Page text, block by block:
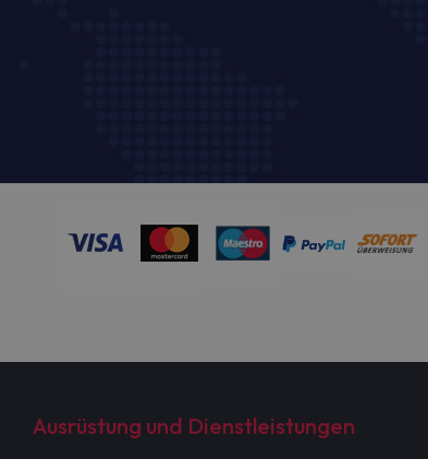
Ausrüstung und Dienstleistungen